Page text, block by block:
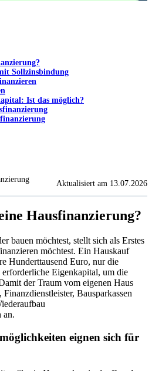
Sollzinsbindung
Ist das möglich?
Aktualisiert am 13.07.2026
Hausfinanzierung?
bauen möchtest, stellt sich als Erstes
möchtest. Ein Hauskauf
Hunderttausend Euro, nur die
Eigenkapital, um die
der Traum vom eigenen Haus
Finanzdienstleister, Bausparkassen
an.
eignen sich für